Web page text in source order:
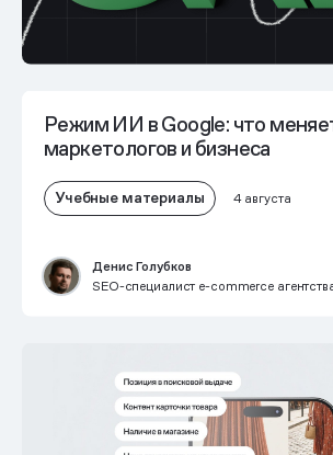
Режим ИИ в Google: что
маркетологов и бизнеса
Учебные материалы 4 августа
Денис Голубков
SEO-специалист e-commerce